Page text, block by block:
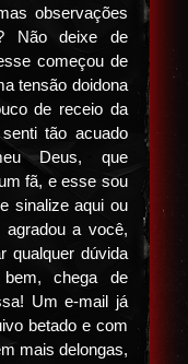
observações
Não deixe de
começou de
tensão doidona
de receio da
tão acuado
Deus, que
fã, e esse sou
sinalize aqui ou
a você,
qualquer dúvida
chega de
Um e-mail já
betado e com
mais delongas,